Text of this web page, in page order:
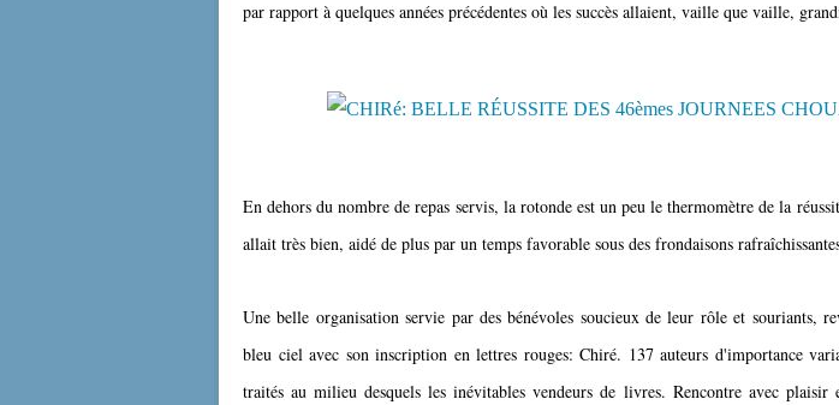
par rapport à quelques années précédentes où les succès allaient, vaille que vaille,
En dehors du nombre de repas servis, la rotonde est un peu le thermomètre de la
allait très bien, aidé de plus par un temps favorable sous des frondaisons
Une belle organisation servie par des bénévoles soucieux de leur rôle et souriants,
bleu ciel avec son inscription en lettres rouges: Chiré. 137 auteurs d'importance
traités au milieu desquels les inévitables vendeurs de livres. Rencontre avec